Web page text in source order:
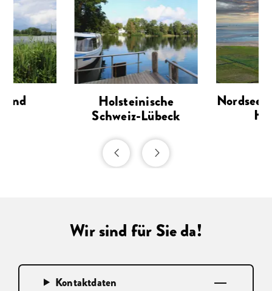
Holsteinische
Schweiz-Lübeck
Nordsee
Wir sind für Sie da!
Kontaktdaten